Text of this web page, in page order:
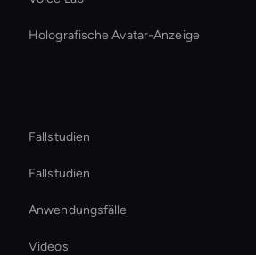
Holografische Avatar-Anzeige
Fallstudien
Fallstudien
Anwendungsfälle
Videos